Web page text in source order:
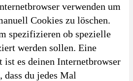
verwenden um
Cookies zu löschen.
spezifizieren ob spezielle
werden sollen. Eine
es deinen Internetbrowser
du jedes Mal